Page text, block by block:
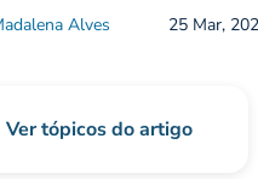
Alves 25 Mar,
Ver tópicos do artigo